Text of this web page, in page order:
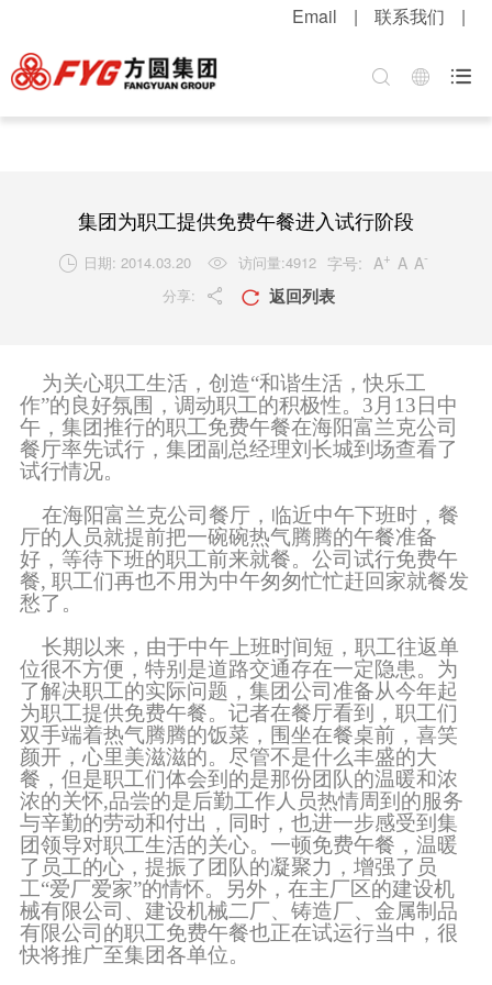
|
联系我们
|
Email

集团介绍
技术实力
公司新闻
视频新闻
混凝土机械
桩工机械
客户服务
网上订购
行业知识
解决方案
职位招聘
人才战略
集团为职工提供免费午餐进入试行阶段
 日期: 2014.03.20  访问量:4912 字号: A+ A A-
分享:   返回列表
为关心职工生活，创造“和谐生活，快乐工
作”的良好氛围，调动职工的积极性。3月13日中
午，集团推行的职工免费午餐在海阳富兰克公司
餐厅率先试行，集团副总经理刘长城到场查看了
试行情况。
在海阳富兰克公司餐厅，临近中午下班时，餐
厅的人员就提前把一碗碗热气腾腾的午餐准备
好，等待下班的职工前来就餐。公司试行免费午
餐, 职工们再也不用为中午匆匆忙忙赶回家就餐发
愁了。
长期以来，由于中午上班时间短，职工往返单
位很不方便，特别是道路交通存在一定隐患。为
了解决职工的实际问题，集团公司准备从今年起
为职工提供免费午餐。记者在餐厅看到，职工们
双手端着热气腾腾的饭菜，围坐在餐桌前，喜笑
颜开，心里美滋滋的。尽管不是什么丰盛的大
餐，但是职工们体会到的是那份团队的温暖和浓
浓的关怀,品尝的是后勤工作人员热情周到的服务
与辛勤的劳动和付出，同时，也进一步感受到集
团领导对职工生活的关心。一顿免费午餐，温暖
了员工的心，提振了团队的凝聚力，增强了员
工“爱厂爱家”的情怀。另外，在主厂区的建设机
械有限公司、建设机械二厂、铸造厂、金属制品
有限公司的职工免费午餐也正在试运行当中，很
快将推广至集团各单位。